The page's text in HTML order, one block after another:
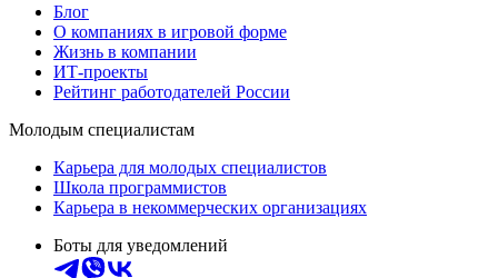
Блог
О компаниях в игровой форме
Жизнь в компании
ИТ-проекты
Рейтинг работодателей России
Молодым специалистам
Карьера для молодых специалистов
Школа программистов
Карьера в некоммерческих организациях
Боты для уведомлений